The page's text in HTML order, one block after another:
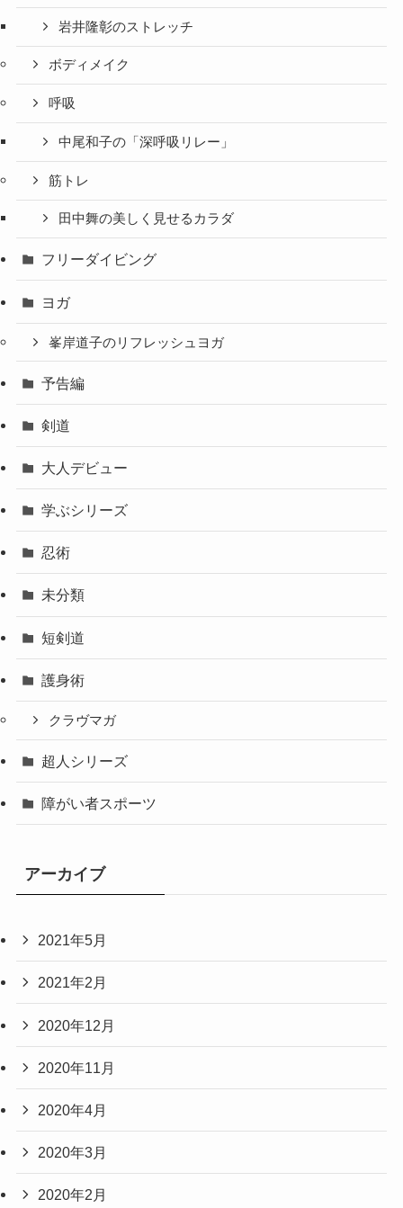
岩井隆彰のストレッチ
ボディメイク
呼吸
中尾和子の「深呼吸リレー」
筋トレ
田中舞の美しく見せるカラダ
フリーダイビング
ヨガ
峯岸道子のリフレッシュヨガ
予告編
剣道
大人デビュー
学ぶシリーズ
忍術
未分類
短剣道
護身術
クラヴマガ
超人シリーズ
障がい者スポーツ
アーカイブ
2021年5月
2021年2月
2020年12月
2020年11月
2020年4月
2020年3月
2020年2月